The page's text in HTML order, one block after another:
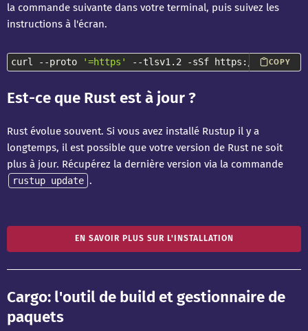
la commande suivante dans votre terminal, puis suivez les
instructions à l'écran.
curl --proto '=https' --tlsv1.2 -sSf https:// COPY
Est-ce que Rust est à jour ?
Rust évolue souvent. Si vous avez installé Rustup il y a
longtemps, il est possible que votre version de Rust ne soit
plus à jour. Récupérez la dernière version via la commande
rustup update .
EN SAVOIR PLUS SUR L'INSTALLATION
Cargo: l'outil de build et gestionnaire de
paquets